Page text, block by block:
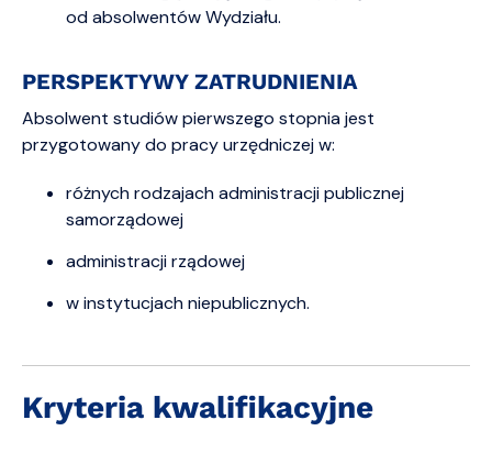
od absolwentów Wydziału.
PERSPEKTYWY ZATRUDNIENIA
Absolwent studiów pierwszego stopnia jest
przygotowany do pracy urzędniczej w:
różnych rodzajach administracji publicznej
samorządowej
administracji rządowej
w instytucjach niepublicznych.
Kryteria kwalifikacyjne